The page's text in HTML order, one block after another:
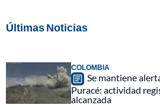
Últimas Noticias
COLOMBIA
Se mantiene
Puracé: actividad
alcanzada